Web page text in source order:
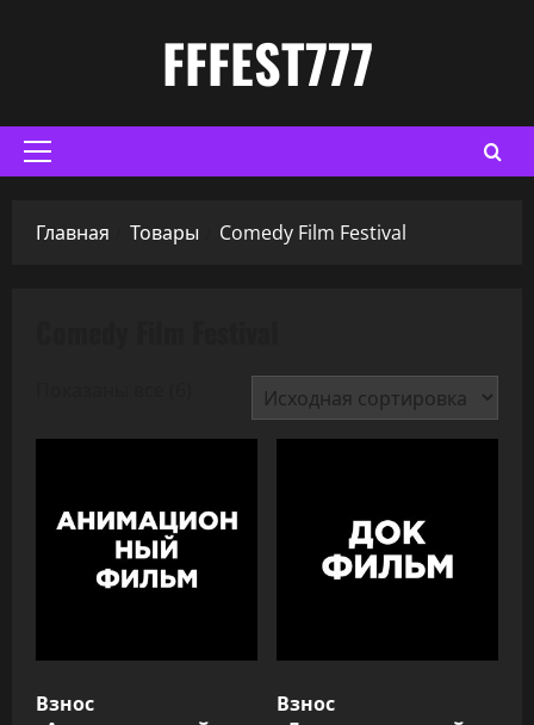
FFFEST777
Основное
Главная Товары Comedy Film Festival
Взнос
Взнос